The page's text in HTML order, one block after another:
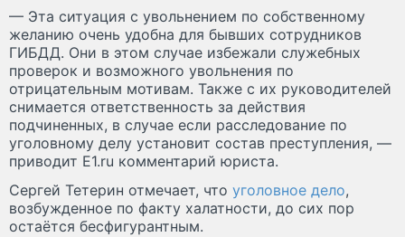
— Эта ситуация с увольнением по собственному
желанию очень удобна для бывших сотрудников
ГИБДД. Они в этом случае избежали служебных
проверок и возможного увольнения по
отрицательным мотивам. Также с их руководителей
снимается ответственность за действия
подчиненных, в случае если расследование по
уголовному делу установит состав преступления, —
приводит E1.ru комментарий юриста.
Сергей Тетерин отмечает, что уголовное дело,
возбужденное по факту халатности, до сих пор
остаётся бесфигурантным.